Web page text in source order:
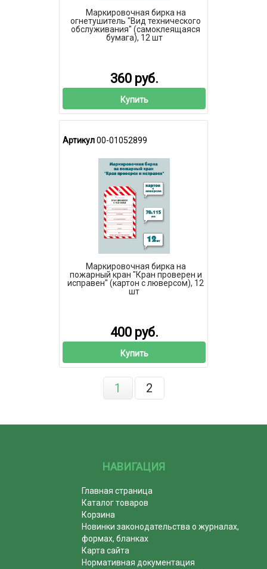
Маркировочная бирка на
огнетушитель "Вид технического
обслуживания" (самоклеящаяся
бумага), 12 шт
360 руб.
Купить
Артикул00-01052899
Маркировочная бирка на
пожарный кран "Кран проверен и
исправен" (картон с люверсом), 12
шт
400 руб.
Купить
1 2
НАВИГАЦИЯ
Главная страница
Каталог товаров
Корзина
Новинки законодательства о журналах,
формах, бланках
Карта сайта
Нормативная документация